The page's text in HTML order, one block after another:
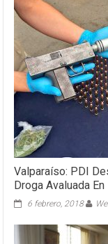
Valparaíso: PDI
Droga Avaluada
6 febrero, 2018